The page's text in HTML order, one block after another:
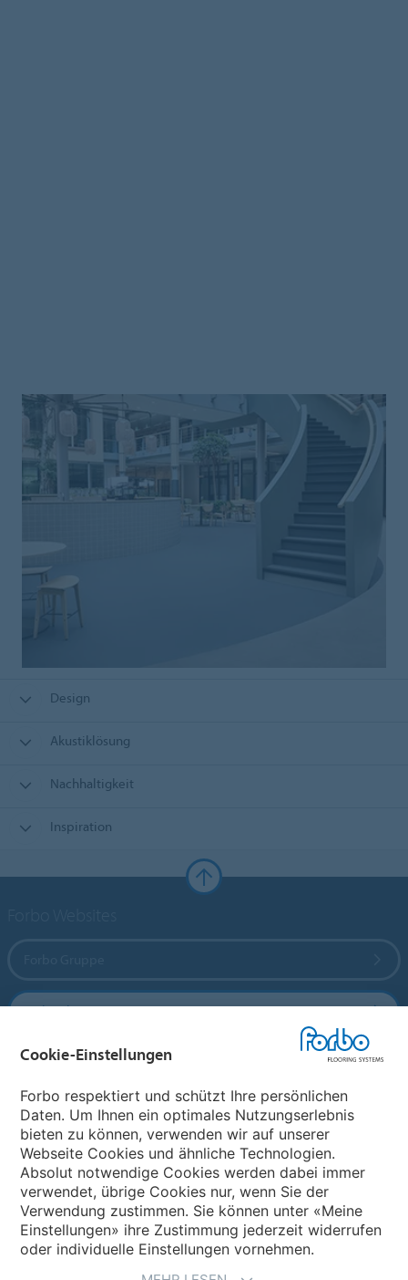
Design
Akustiklösung
Nachhaltigkeit
Inspiration
Forbo Flooring Systems
Forbo Movement Systems
Land auswählen
Land auswählen
Cookie-Einstellungen
Forbo respektiert und schützt Ihre persönlichen
Daten. Um Ihnen ein optimales Nutzungserlebnis
bieten zu können, verwenden wir auf unserer
Webseite Cookies und ähnliche Technologien.
Absolut notwendige Cookies werden dabei immer
verwendet, übrige Cookies nur, wenn Sie der
Verwendung zustimmen. Sie können unter «Meine
Einstellungen» ihre Zustimmung jederzeit widerrufen
oder individuelle Einstellungen vornehmen.